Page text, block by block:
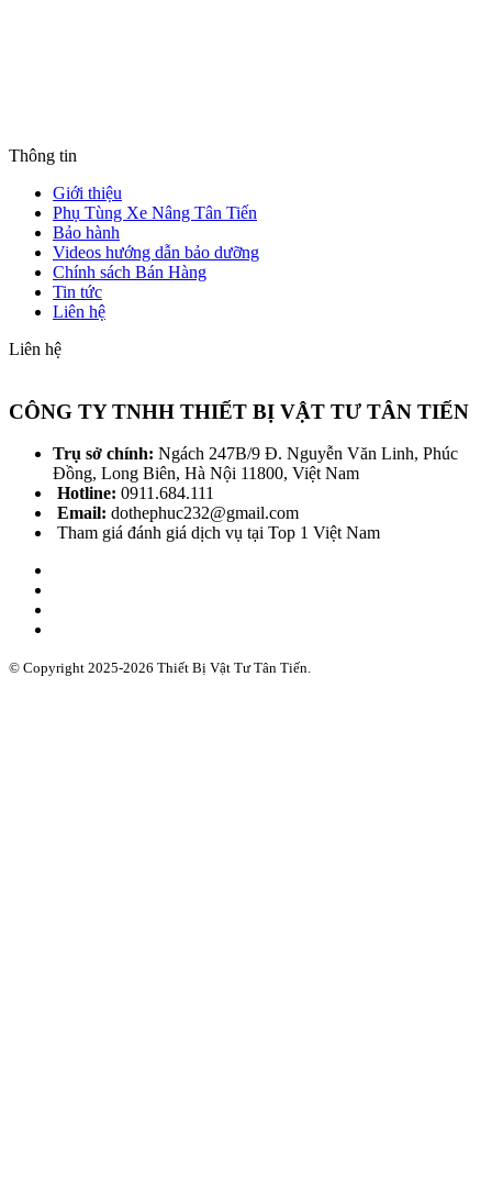
Thông tin
Giới thiệu
Phụ Tùng Xe Nâng Tân Tiến
Bảo hành
Videos hướng dẫn bảo dưỡng
Chính sách Bán Hàng
Tin tức
Liên hệ
Liên hệ
CÔNG TY TNHH THIẾT BỊ VẬT TƯ TÂN TIẾN
Trụ sở chính: Ngách 247B/9 Đ. Nguyễn Văn Linh, Phúc
Đồng, Long Biên, Hà Nội 11800, Việt Nam
Hotline: 0911.684.111
Email: dothephuc232@gmail.com
Tham giá đánh giá dịch vụ tại Top 1 Việt Nam
© Copyright 2025-2026 Thiết Bị Vật Tư Tân Tiến.